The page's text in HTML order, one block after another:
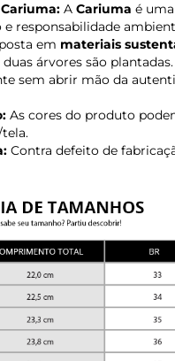
A Cariuma é
responsabilidade
em materiais
duas árvores são
sem abrir mão da
As cores do produto
Contra defeito de